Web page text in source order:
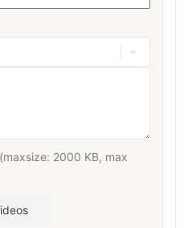
2000 KB, max